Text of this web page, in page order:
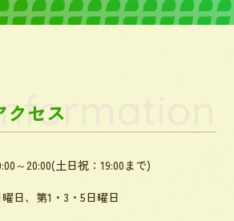
クセス
～20:00(土日祝：19:00まで)
曜日、第1・3・5日曜日